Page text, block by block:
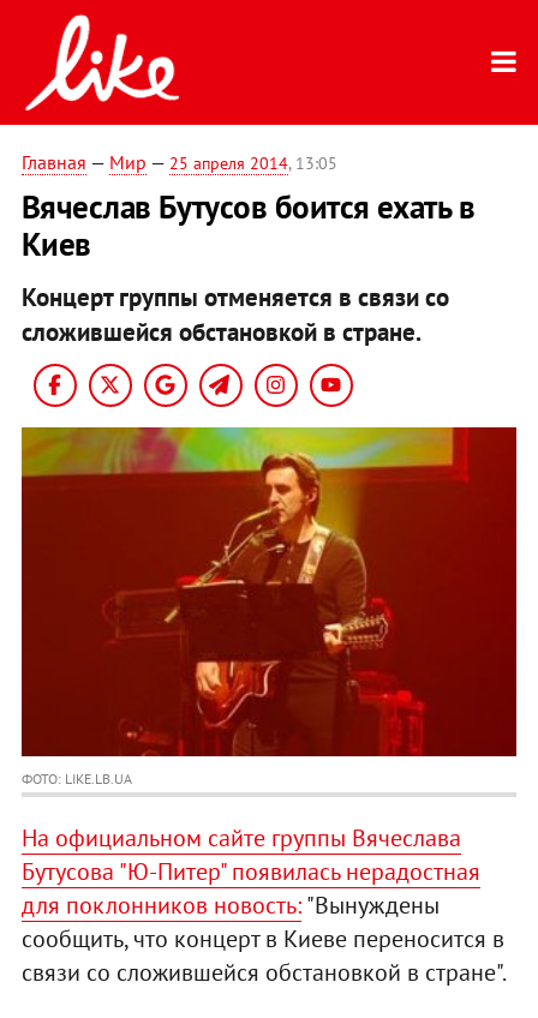
Главная — Мир — 25 апреля 2014, 13:05
Вячеслав Бутусов боится ехать в
Киев
Концерт группы отменяется в связи со
сложившейся обстановкой в стране.
ФОТО: LIKE.LB.UA
На официальном сайте группы Вячеслава
Бутусова "Ю-Питер" появилась нерадостная
для поклонников новость:"Вынуждены
сообщить, что концерт в Киеве переносится в
связи со сложившейся обстановкой в стране".